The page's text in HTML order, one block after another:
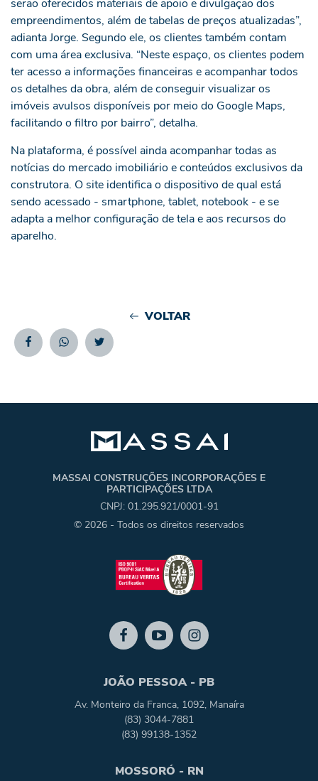
serão oferecidos materiais de apoio e divulgação dos
empreendimentos, além de tabelas de preços atualizadas”,
adianta Jorge. Segundo ele, os clientes também contam
com uma área exclusiva. “Neste espaço, os clientes podem
ter acesso a informações financeiras e acompanhar todos
os detalhes da obra, além de conseguir visualizar os
imóveis avulsos disponíveis por meio do Google Maps,
facilitando o filtro por bairro”, detalha.
Na plataforma, é possível ainda acompanhar todas as
notícias do mercado imobiliário e conteúdos exclusivos da
construtora. O site identifica o dispositivo de qual está
sendo acessado - smartphone, tablet, notebook - e se
adapta a melhor configuração de tela e aos recursos do
aparelho.
VOLTAR
FacebookWhatsappTwitter
MASSAI CONSTRUÇÕES INCORPORAÇÕES E
PARTICIPAÇÕES LTDA
CNPJ: 01.295.921/0001-91
© 2026 - Todos os direitos reservados
JOÃO PESSOA - PB
Av. Monteiro da Franca, 1092, Manaíra
(83) 3044-7881
(83) 99138-1352
MOSSORÓ - RN